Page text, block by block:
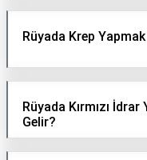
Rüyada Krep
Rüyada Kırmızı
Gelir?